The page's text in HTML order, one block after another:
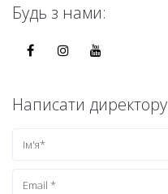
Будь з нами:
Написати директору